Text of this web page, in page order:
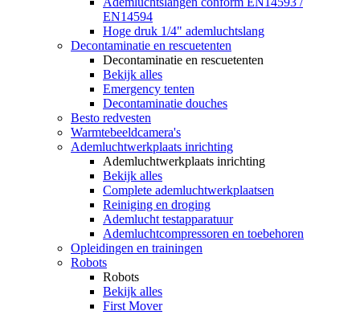
EN14594
Hoge druk 1/4" ademluchtslang
Decontaminatie en rescuetenten
Decontaminatie en rescuetenten
Bekijk alles
Emergency tenten
Decontaminatie douches
Besto redvesten
Warmtebeeldcamera's
Ademluchtwerkplaats inrichting
Ademluchtwerkplaats inrichting
Bekijk alles
Complete ademluchtwerkplaatsen
Reiniging en droging
Ademlucht testapparatuur
Ademluchtcompressoren en toebehoren
Opleidingen en trainingen
Robots
Robots
Bekijk alles
First Mover